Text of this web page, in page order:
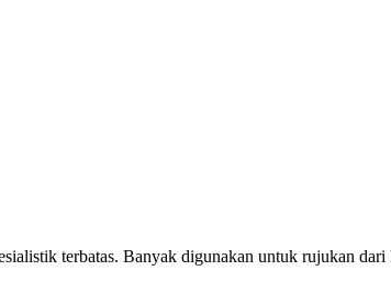
terbatas. Banyak digunakan untuk rujukan